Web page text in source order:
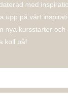
med
upp på vårt
nya kursstarter och
koll på!